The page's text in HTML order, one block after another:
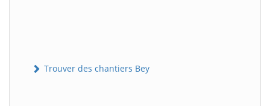
Trouver des chantiers Bey